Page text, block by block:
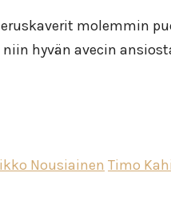
molemmin
hyvän avecin
Nousiainen Timo